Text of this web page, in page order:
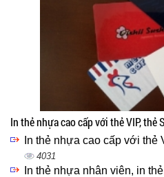
In thẻ nhựa cao cấp với thẻ VIP, thẻ
In thẻ nhựa cao cấp với thẻ
4031
In thẻ nhựa nhân viên, in